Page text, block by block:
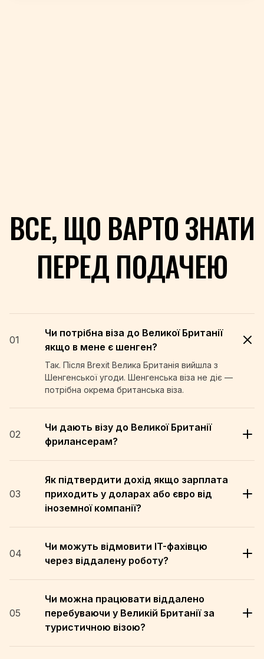
ВСЕ, ЩО ВАРТО ЗНАТИ
ПЕРЕД ПОДАЧЕЮ
01
Чи потрібна віза до Великої Британії
якщо в мене є шенген?
Так. Після Brexit Велика Британія вийшла з
Шенгенської угоди. Шенгенська віза не діє —
потрібна окрема британська віза.
02
Чи дають візу до Великої Британії
фрилансерам?
03
Як підтвердити дохід якщо зарплата
приходить у доларах або євро від
іноземної компанії?
04
Чи можуть відмовити IT-фахівцю
через віддалену роботу?
05
Чи можна працювати віддалено
перебуваючи у Великій Британії за
туристичною візою?